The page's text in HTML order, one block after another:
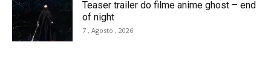
Teaser trailer do filme anime ghost – end
of night
7 , Agosto , 2026